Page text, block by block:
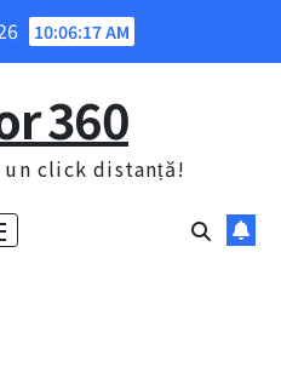
10:06:18 AM
360
click distanță!